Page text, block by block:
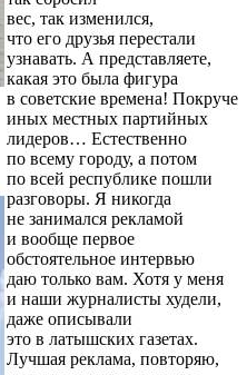
вес, так изменился,
что его друзья перестали
узнавать. А представляете,
какая это была фигура
в советские времена! Покруче
иных местных партийных
лидеров… Естественно
по всему городу, а потом
по всей республике пошли
разговоры. Я никогда
не занимался рекламой
и вообще первое
обстоятельное интервью
даю только вам. Хотя у меня
и наши журналисты худели,
даже описывали
это в латышских газетах.
Лучшая реклама, повторяю,